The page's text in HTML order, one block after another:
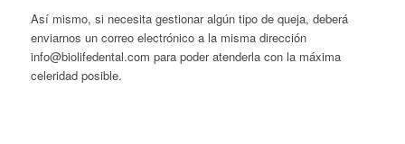
Así mismo, si necesita gestionar algún tipo de queja, deberá
enviarnos un correo electrónico a la misma dirección
info@biolifedental.com para poder atenderla con la máxima
celeridad posible.